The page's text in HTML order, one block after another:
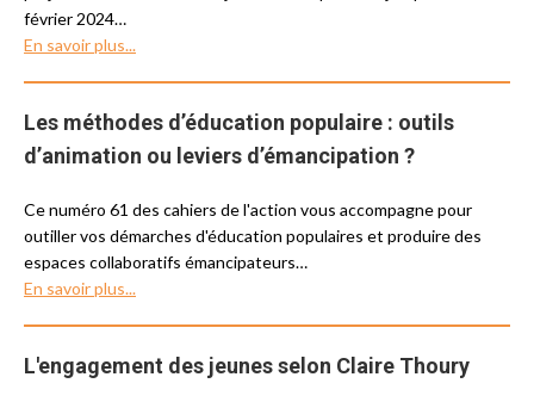
février 2024…
En savoir plus...
Les méthodes d’éducation populaire : outils
d’animation ou leviers d’émancipation ?
Ce numéro 61 des cahiers de l'action vous accompagne pour
outiller vos démarches d'éducation populaires et produire des
espaces collaboratifs émancipateurs…
En savoir plus...
L'engagement des jeunes selon Claire Thoury